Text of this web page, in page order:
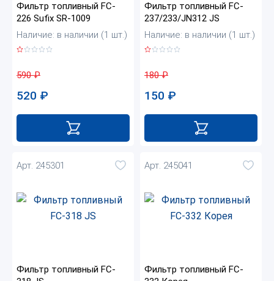
Фильтр топливный FC-
226 Sufix SR-1009
Наличие: в наличии (1 шт.)
590₽
520 ₽
Фильтр топливный FC-
237/233/JN312 JS
Наличие: в наличии (1 шт.)
180₽
150 ₽
Арт. 245301
Фильтр топливный FC-
Арт. 245041
Фильтр топливный FC-